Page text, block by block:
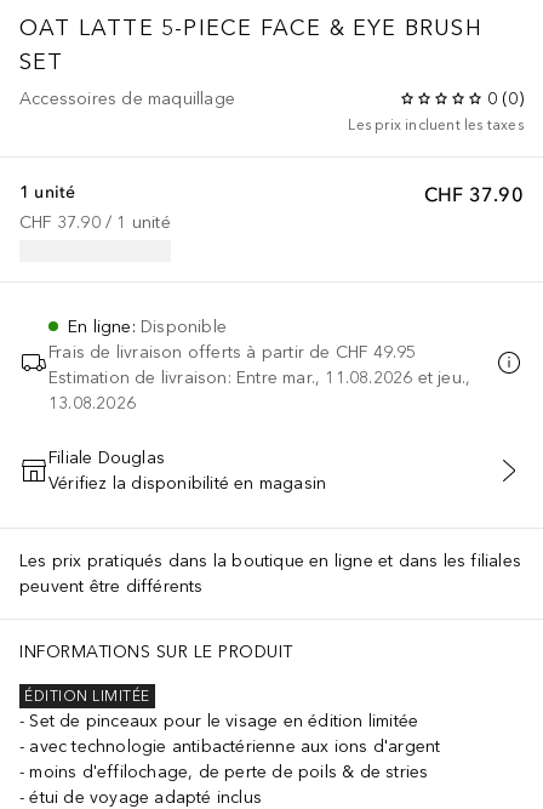
OAT LATTE 5-PIECE FACE & EYE BRUSH
SET
Accessoires de maquillage 0 (0)
Les prix incluent les taxes
CHF 37.90
1 unité
CHF 37.90 / 1 unité
En ligne: Disponible
Frais de livraison offerts à partir de CHF 49.95
Estimation de livraison: Entre mar., 11.08.2026 et jeu.,
13.08.2026
AJOUTER AU PANIER
Filiale Douglas
Vérifiez la disponibilité en magasin
Les prix pratiqués dans la boutique en ligne et dans les filiales
peuvent être différents
INFORMATIONS SUR LE PRODUIT
ÉDITION LIMITÉE
Set de pinceaux pour le visage en édition limitée
avec technologie antibactérienne aux ions d'argent
moins d'effilochage, de perte de poils & de stries
étui de voyage adapté inclus